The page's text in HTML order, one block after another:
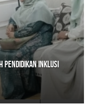
Pendidikan Inklusi